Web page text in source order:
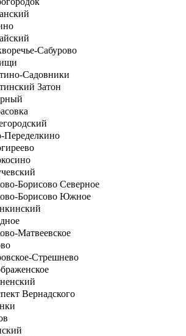
Сабурово
Садовники
Затон
Переделкино
Борисово Северное
Борисово Южное
Матвеевское
Стрешнево
Вернадского